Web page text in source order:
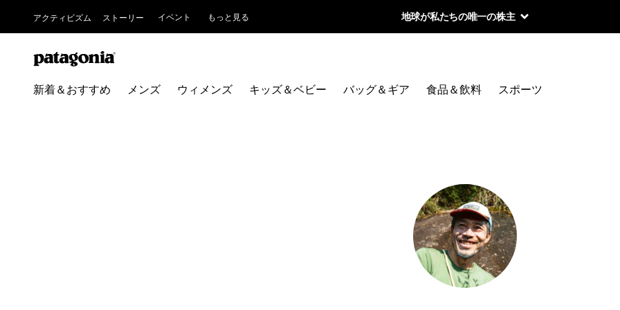
アクティビズム ストーリー イベント もっと見る 地球が私たちの唯一の株主
新着＆おすすめ メンズ ウィメンズ キッズ＆ベビー バッグ＆ギア 食品＆飲料 スポーツ